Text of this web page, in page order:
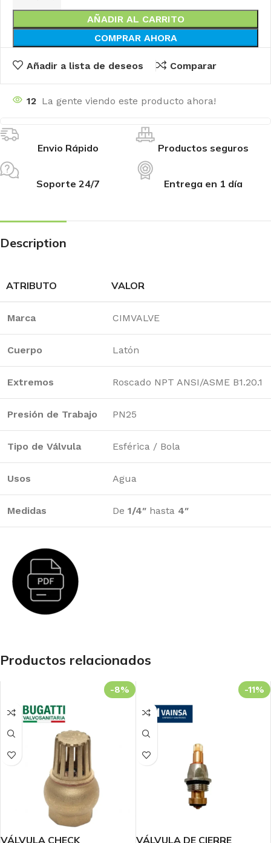
AÑADIR AL CARRITO
COMPRAR AHORA
Añadir a lista de deseos Comparar
12 La gente viendo este producto ahora!
Envio Rápido Productos seguros
Soporte 24/7 Entrega en 1 día
Description
ATRIBUTO VALOR
Marca CIMVALVE
Cuerpo Latón
Extremos Roscado NPT ANSI/ASME B1.20.1
Presión de Trabajo PN25
Tipo de Válvula Esférica / Bola
Usos Agua
Medidas De 1/4″ hasta 4″
Productos relacionados
-8%
VÁLVULA CHECK
-11%
VÁLVULA DE CIERRE